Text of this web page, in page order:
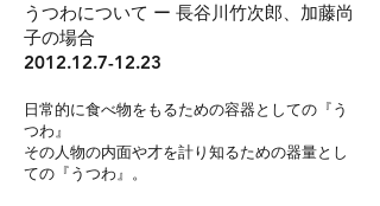
うつわについて ー 長谷川竹次郎、加藤尚
子の場合
2012.12.7-12.23
日常的に食べ物をもるための容器としての『う
つわ』
その人物の内面や才を計り知るための器量とし
ての『うつわ』。